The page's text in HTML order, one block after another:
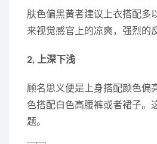
肤色偏黑黄者建议上衣搭配多
来视觉感官上的凉爽，强烈的
2, 上深下浅
顾名思义便是上身搭配颜色偏
色搭配白色高腰裤或者裙子。
题。